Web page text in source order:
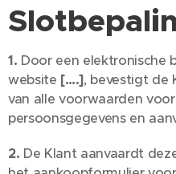
1. Door een elektronische
website [….], bevestigt de
van alle voorwaarden
persoonsgegevens en
2. De Klant aanvaardt